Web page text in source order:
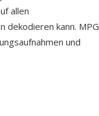
allen
dekodieren kann. MPG
und